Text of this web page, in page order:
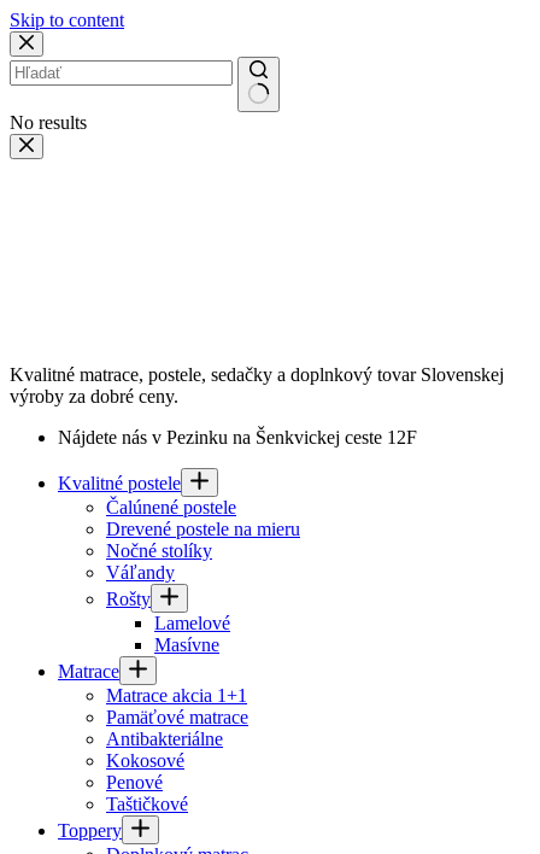
Skip to content
No results
Kvalitné matrace, postele, sedačky a doplnkový tovar Slovenskej
výroby za dobré ceny.
Nájdete nás v Pezinku na Šenkvickej ceste 12F
Kvalitné postele
Čalúnené postele
Drevené postele na mieru
Nočné stolíky
Váľandy
Rošty
Lamelové
Masívne
Matrace
Matrace akcia 1+1
Pamäťové matrace
Antibakteriálne
Kokosové
Penové
Taštičkové
Toppery